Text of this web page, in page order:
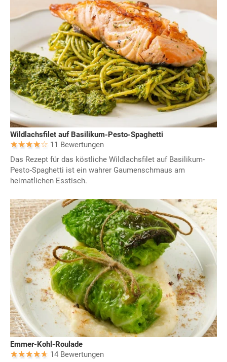
Wildlachsfilet auf Basilikum-Pesto-Spaghetti
11 Bewertungen
Das Rezept für das köstliche Wildlachsfilet auf Basilikum-
Pesto-Spaghetti ist ein wahrer Gaumenschmaus am
heimatlichen Esstisch.
Emmer-Kohl-Roulade
14 Bewertungen